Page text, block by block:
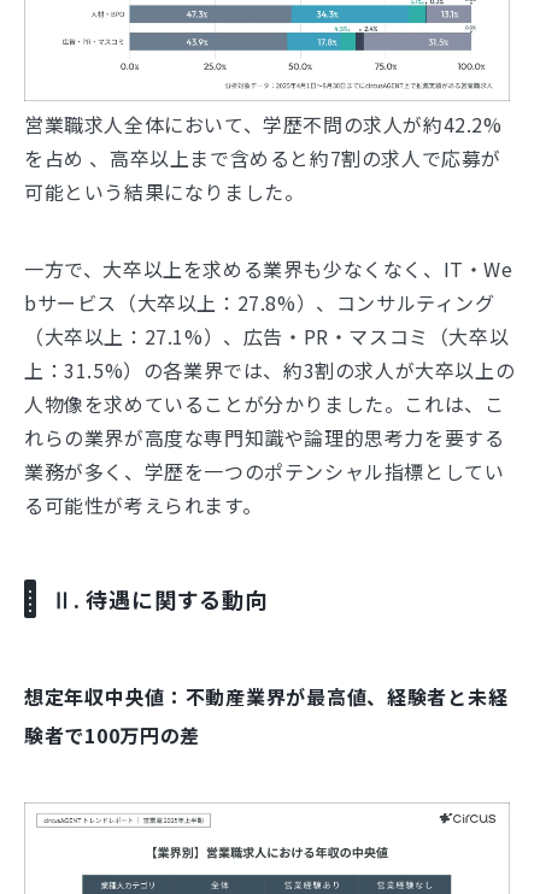
営業職求人全体において、学歴不問の求人が約42.2%
を占め 、高卒以上まで含めると約7割の求人で応募が
可能という結果になりました。
一方で、大卒以上を求める業界も少なくなく、IT・We
bサービス（大卒以上：27.8%）、コンサルティング
（大卒以上：27.1%）、広告・PR・マスコミ（大卒以
上：31.5%）の各業界では、約3割の求人が大卒以上の
人物像を求めていることが分かりました。これは、こ
れらの業界が高度な専門知識や論理的思考力を要する
業務が多く、学歴を一つのポテンシャル指標としてい
る可能性が考えられます。
Ⅱ. 待遇に関する動向
想定年収中央値：不動産業界が最高値、経験者と未経
験者で100万円の差